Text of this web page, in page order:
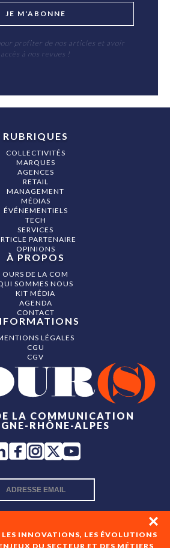
JE M'ABONNE
profiter de nos articles et avoir
accès à nos revues !
LES INNOVATIONS, LES ÉVOLUTIONS
DU SECTEUR ET DES MÉTIERS
LA COMMUNICATION
RHÔNE-ALPES
RUBRIQUES
COLLECTIVITÉS
MARQUES
AGENCES
RETAIL
MANAGEMENT
MÉDIAS
ÉVÉNEMENTIELS
TECH
SERVICES
PARTENAIRE
OPINIONS
À PROPOS
OURS DE LA COM
SOMMES NOUS
KIT MÉDIA
AGENDA
CONTACT
LÉGALES
CGU
CGV